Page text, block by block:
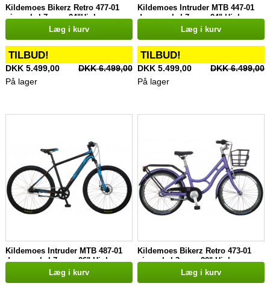
Kildemoes Bikerz Retro 477-01
pigecykel 7 gear 24"Hjul
Læg i kurv
TILBUD!
DKK 5.499,00
DKK 6.499,00
På lager
Kildemoes Intruder MTB 447-01
drengecykel 7 gear 24" Hjul
Læg i kurv
TILBUD!
DKK 5.499,00
DKK 6.499,00
På lager
Kildemoes Intruder MTB 487-01
drengecykel 7 gear 26" Hjul
Læg i kurv
Kildemoes Bikerz Retro 473-01
pigecykel 3 gear 20" Hjul
Læg i kurv